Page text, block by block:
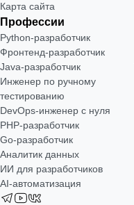
Карта сайта
Профессии
Python-разработчик
Фронтенд-разработчик
Java-разработчик
Инженер по ручному
тестированию
DevOps-инженер с нуля
РНР-разработчик
Go-разработчик
Аналитик данных
ИИ для разработчиков
AI-автоматизация